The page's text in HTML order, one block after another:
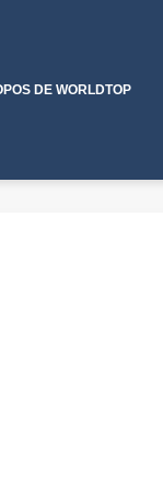
DE WORLDTOP